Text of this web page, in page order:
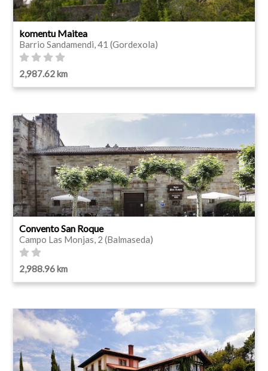
komentu Maitea
Barrio Sandamendi, 41 (Gordexola)
2,987.62 km
Convento San Roque
Campo Las Monjas, 2 (Balmaseda)
2,988.96 km